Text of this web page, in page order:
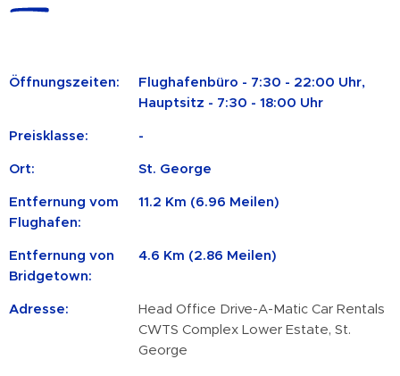
Öffnungszeiten:
Flughafenbüro - 7:30 - 22:00 Uhr,
Hauptsitz - 7:30 - 18:00 Uhr
Preisklasse: -
Ort: St. George
Entfernung vom
Flughafen:
11.2 Km (6.96 Meilen)
Entfernung von
Bridgetown:
4.6 Km (2.86 Meilen)
Adresse:
Head Office Drive-A-Matic Car Rentals
CWTS Complex Lower Estate, St.
George